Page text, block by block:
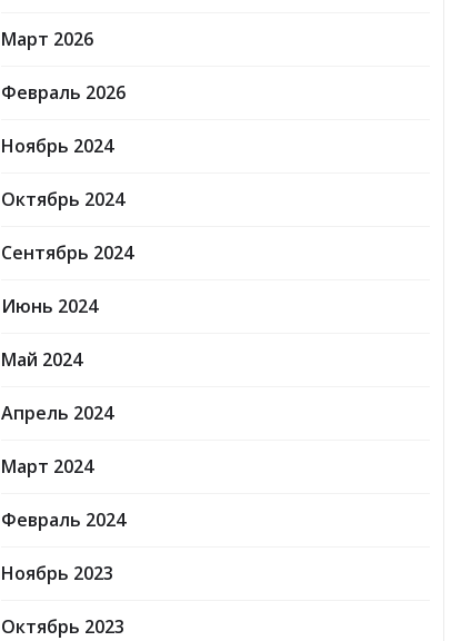
Март 2026
Февраль 2026
Ноябрь 2024
Октябрь 2024
Сентябрь 2024
Июнь 2024
Май 2024
Апрель 2024
Март 2024
Февраль 2024
Ноябрь 2023
Октябрь 2023